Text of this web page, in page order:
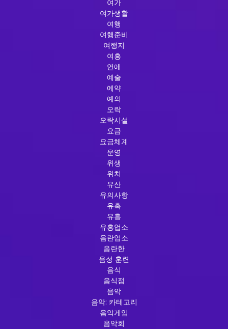
여가
여가생활
여행
여행준비
여행지
여흥
연애
예술
예약
예의
오락
오락시설
요금
요금체계
운영
위생
위치
유산
유의사항
유혹
유흥
유흥업소
음란업소
음란한
음성 훈련
음식
음식점
음악
음악: 카테고리
음악게임
음악회